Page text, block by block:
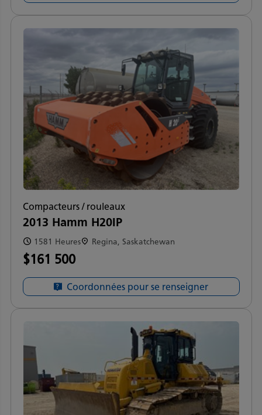
Compacteurs / rouleaux
2013 Hamm H20IP
1581 Heures Regina, Saskatchewan
Coordonnées pour se renseigner
$161 500